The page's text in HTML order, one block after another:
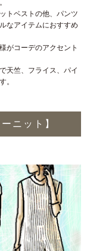
トベストの他、パンツ
なアイテムにおすすめ
がコーデのアクセント
天竺、フライス、パイ
。
ニット】